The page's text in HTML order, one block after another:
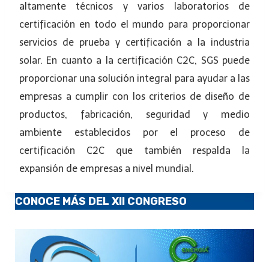
altamente técnicos y varios laboratorios de
certificación en todo el mundo para proporcionar
servicios de prueba y certificación a la industria
solar. En cuanto a la certificación C2C, SGS puede
proporcionar una solución integral para ayudar a las
empresas a cumplir con los criterios de diseño de
productos, fabricación, seguridad y medio
ambiente establecidos por el proceso de
certificación C2C que también respalda la
expansión de empresas a nivel mundial.
CONOCE MÁS DEL XII CONGRESO